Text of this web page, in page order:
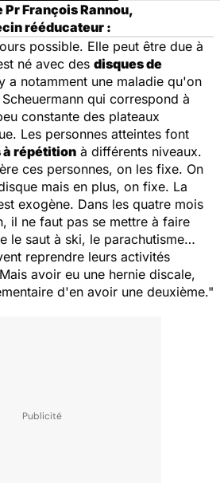
François Rannou,
rééducateur :
possible. Elle peut être due à
né avec des disques de
a notamment une maladie qu'on
qui correspond à
constante des plateaux
Les personnes atteintes font
à répétition à différents niveaux.
ces personnes, on les fixe. On
mais en plus, on fixe. La
exogène. Dans les quatre mois
il ne faut pas se mettre à faire
le saut à ski, le parachutisme…
reprendre leurs activités
avoir eu une hernie discale,
d'en avoir une deuxième."